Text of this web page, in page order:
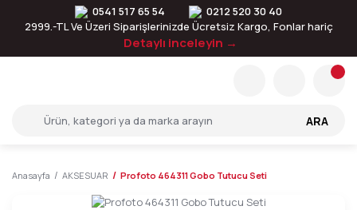
0541 517 65 54
0212 520 30 40
2999.-TL Ve Üzeri Siparişlerinizde Ücretsiz Kargo, Fonlar hariç
Detaylı inceleyin →
ARA
Anasayfa AKSESUAR Profoto 464311 Gobo Tutucu Seti